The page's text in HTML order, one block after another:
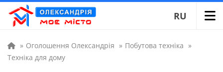
RU
» Оголошення Олександрія » Побутова техніка »
Техніка для дому